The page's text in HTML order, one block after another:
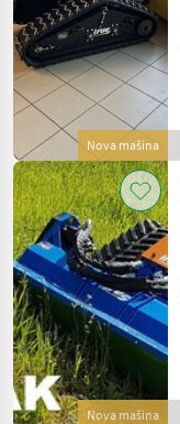
Nova mašina
Nova mašina